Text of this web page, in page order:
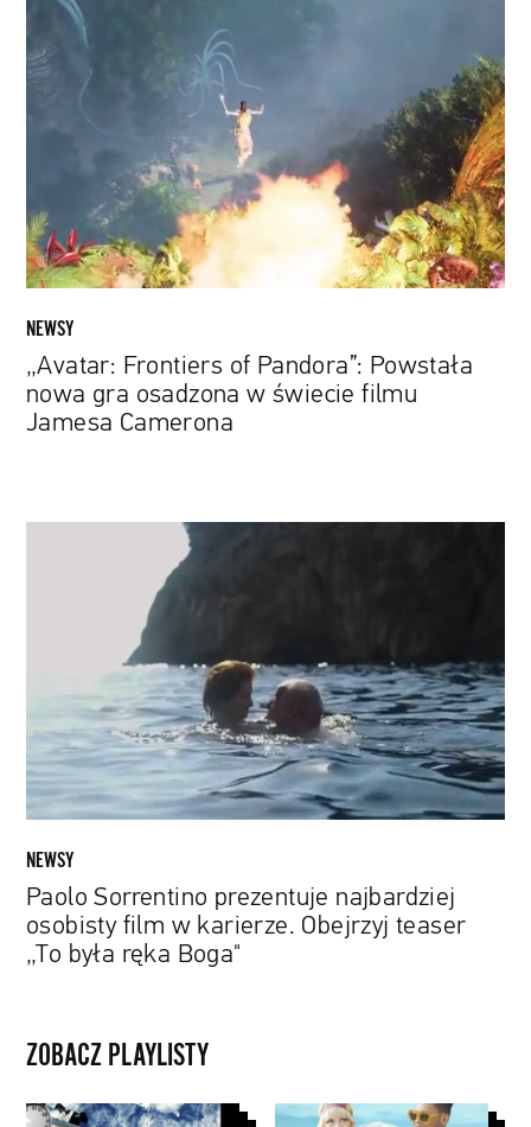
of
Powstała
w
świecie
filmu
Jamesa
NEWSY
„Avatar: Frontiers of Pandora”: Powstała
nowa gra osadzona w świecie filmu
Jamesa Camerona
karierze.
Obejrzyj
teaser
„To
była
Boga"
NEWSY
Paolo Sorrentino prezentuje najbardziej
osobisty film w karierze. Obejrzyj teaser
„To była ręka Boga"
ZOBACZ PLAYLISTY
Lądowanie
Instagram